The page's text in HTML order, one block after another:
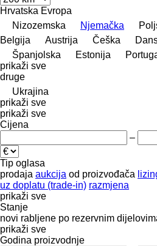
Hrvatska Evropa
Nizozemska
Njemačka
Belgija
Austrija Češka
Španjolska
Estonija
prikaži sve
druge
Ukrajina
prikaži sve
prikaži sve
Cijena
–
Tip oglasa
prodaja aukcija od proizvođača
uz doplatu (trade-in) razmjena
prikaži sve
Stanje
novi rabljene po rezervnim
prikaži sve
Godina proizvodnje